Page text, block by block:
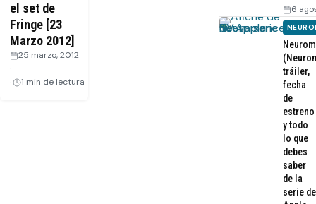
el set de
Fringe [23
Marzo 2012]
25 marzo, 2012
1 min de lectura
6
tráiler,
fecha
de
estreno
y todo
lo que
debes
saber
de la
serie de